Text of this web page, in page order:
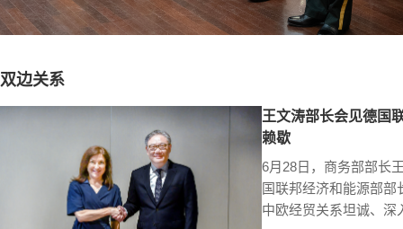
双边关系
王文涛部长会见德国
赖歇
6月28日，商务部部长
国联邦经济和能源部
中欧经贸关系坦诚、深